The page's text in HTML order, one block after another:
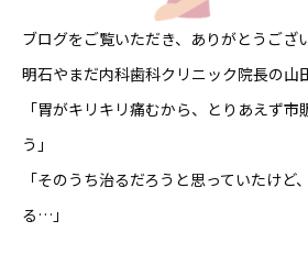
ブログをご覧いただき、ありがとうござ
明石やまだ内科歯科クリニック院長の山
「胃がキリキリ痛むから、とりあえず市
う」
「そのうち治るだろうと思っていたけど
る…」